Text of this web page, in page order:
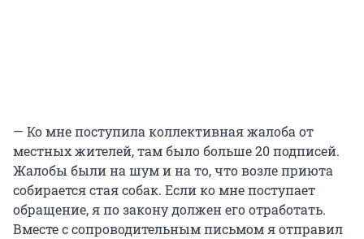
— Ко мне поступила коллективная жалоба от
местных жителей, там было больше 20 подписей.
Жалобы были на шум и на то, что возле приюта
собирается стая собак. Если ко мне поступает
обращение, я по закону должен его отработать.
Вместе с сопроводительным письмом я отправил